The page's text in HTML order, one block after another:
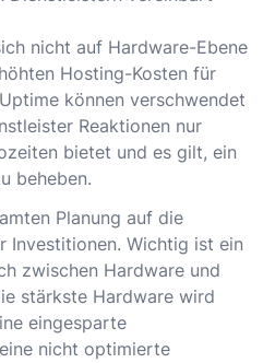
nicht auf Hardware-Ebene
Hosting-Kosten für
können verschwendet
Reaktionen nur
bietet und es gilt, ein
beheben.
Planung auf die
Investitionen. Wichtig ist ein
zwischen Hardware und
stärkste Hardware wird
eingesparte
nicht optimierte